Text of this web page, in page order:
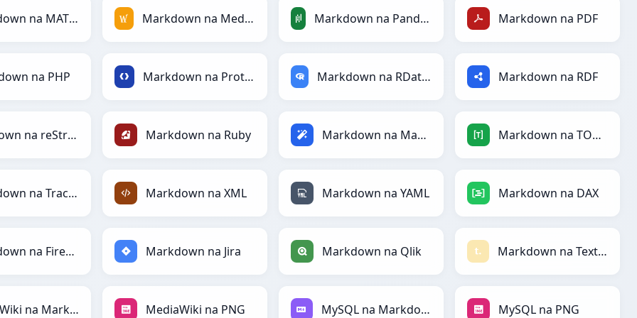
Markdown na MATLAB Markdown na MediaWiki Markdown na PandasDataFrame Markdown na PDF
na PHP Markdown na Protobuf Markdown na RDataFrame Markdown na RDF
Markdown na reStructuredText Markdown na Ruby Markdown na Magic Markdown na TOML
Markdown na TracWiki Markdown na XML Markdown na YAML Markdown na DAX
Markdown na Firebase Markdown na Jira Markdown na Qlik Markdown na Textile
MediaWiki na Markdown MediaWiki na PNG MySQL na Markdown MySQL na PNG